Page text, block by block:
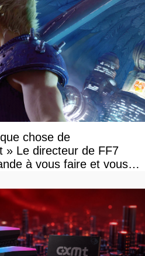
chose de
» Le directeur de FF7
à vous faire et vous